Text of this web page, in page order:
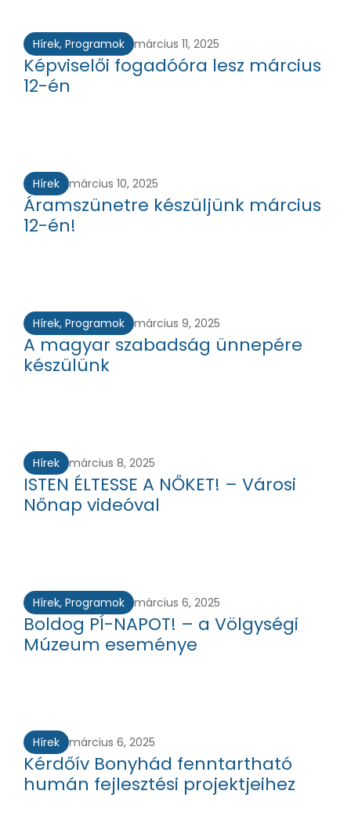
Hírek, Programok március 11, 2025
Képviselői fogadóóra lesz március
12-én
Hírek március 10, 2025
Áramszünetre készüljünk március
12-én!
Hírek, Programok március 9, 2025
A magyar szabadság ünnepére
készülünk
Hírek március 8, 2025
ISTEN ÉLTESSE A NŐKET! – Városi
Nőnap videóval
Hírek, Programok március 6, 2025
Boldog PÍ-NAPOT! – a Völgységi
Múzeum eseménye
Hírek március 6, 2025
Kérdőív Bonyhád fenntartható
humán fejlesztési projektjeihez